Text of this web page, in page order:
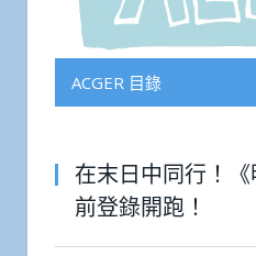
ACGER 目錄
在末日中同行！
前登錄開跑！